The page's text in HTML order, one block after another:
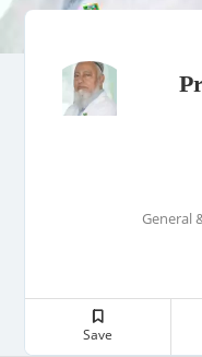
General
Save